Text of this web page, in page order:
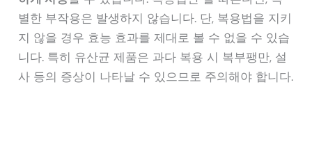
별한 부작용은 발생하지 않습니다. 단, 복용법을 지키
지 않을 경우 효능 효과를 제대로 볼 수 없을 수 있습
니다. 특히 유산균 제품은 과다 복용 시 복부팽만, 설
사 등의 증상이 나타날 수 있으므로 주의해야 합니다.